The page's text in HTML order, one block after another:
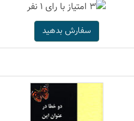
سفارش بدهید